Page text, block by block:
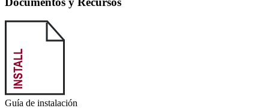
Guía de instalación